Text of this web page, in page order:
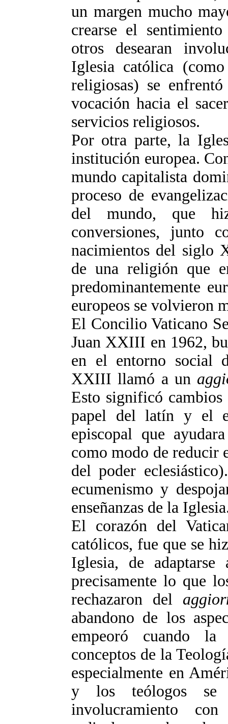
un margen mucho
crearse el
otros desearan
Iglesia católica
religiosas) se
vocación hacia el
servicios religiosos.
Por otra parte, la
institución europea.
mundo capitalista
proceso de
del mundo, que
conversiones, junto
nacimientos del siglo
de una religión que
predominantemente
europeos se volvieron
El Concilio Vaticano
Juan XXIII en 1962,
en el entorno social
XXIII llamó a un
Esto significó
papel del latín y el
episcopal que
como modo de reducir
del poder
ecumenismo y
enseñanzas de la
El corazón del
católicos, fue que se
Iglesia, de
precisamente lo que
rechazaron del
abandono de los
empeoró cuando
conceptos de la
especialmente en
y los teólogos se
involucramiento